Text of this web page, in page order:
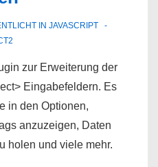
IN JAVASCRIPT
zur Erweiterung der
Eingabefeldern. Es
in den Optionen,
anzuzeigen, Daten
holen und viele mehr.